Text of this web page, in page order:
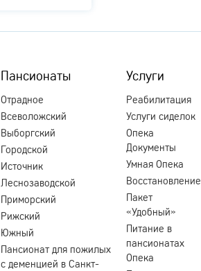
Пансионаты
Отрадное
Всеволожский
Выборгский
Городской
Источник
Леснозаводской
Приморский
Рижский
Южный
Пансионат для пожилых
с деменцией в Санкт-
Услуги
Реабилитация
Услуги сиделок
Опека
Документы
Умная Опека
Восстановление
Пакет
«Удобный»
Питание в
пансионатах
Опека